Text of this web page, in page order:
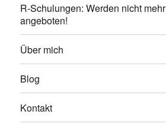
R-Schulungen: Werden nicht mehr
angeboten!
Über mich
Blog
Kontakt